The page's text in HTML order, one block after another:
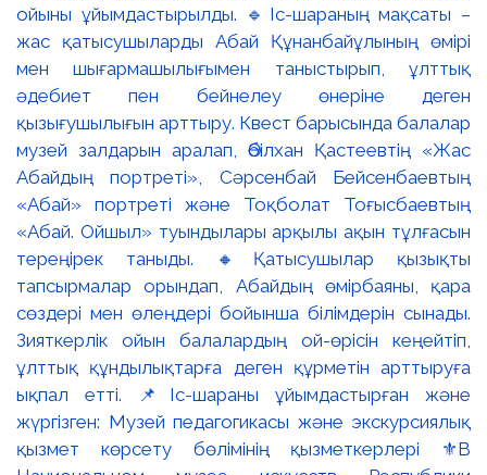
ойыны ұйымдастырылды. 🔹Іс-шараның мақсаты –
жас қатысушыларды Абай Құнанбайұлының өмірі
мен шығармашылығымен таныстырып, ұлттық
әдебиет пен бейнелеу өнеріне деген
қызығушылығын арттыру. Квест барысында балалар
музей залдарын аралап, Әбілхан Қастеевтің «Жас
Абайдың портреті», Сәрсенбай Бейсенбаевтың
«Абай» портреті және Тоқболат Тоғысбаевтың
«Абай. Ойшыл» туындылары арқылы ақын тұлғасын
тереңірек таныды. 🔸Қатысушылар қызықты
тапсырмалар орындап, Абайдың өмірбаяны, қара
сөздері мен өлеңдері бойынша білімдерін сынады.
Зияткерлік ойын балалардың ой-өрісін кеңейтіп,
ұлттық құндылықтарға деген құрметін арттыруға
ықпал етті. 📌Іс-шараны ұйымдастырған және
жүргізген: Музей педагогикасы және экскурсиялық
қызмет көрсету бөлімінің қызметкерлері ⚜️В